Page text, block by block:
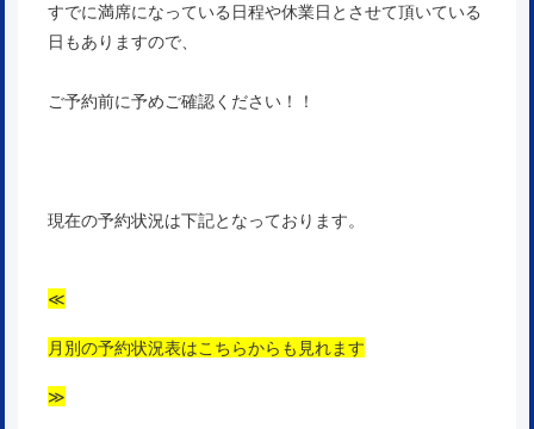
すでに満席になっている日程や休業日とさせて頂いている
日もありますので、
ご予約前に予めご確認ください！！
現在の予約状況は下記となっております。
≪
月別の予約状況表はこちらからも見れます
≫